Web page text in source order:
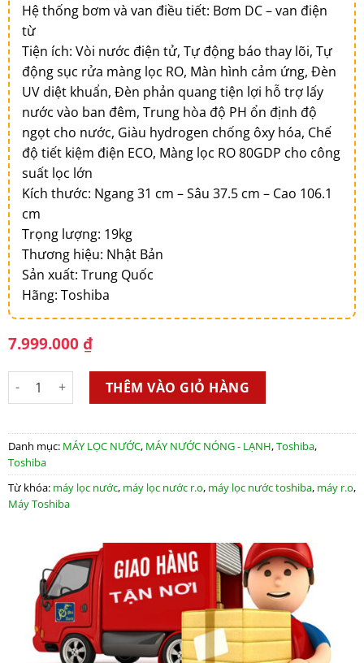
Hệ thống bơm và van điều tiết: Bơm DC – van điện
từ
Tiện ích: Vòi nước điện tử, Tự động báo thay lõi, Tự
động sục rửa màng lọc RO, Màn hình cảm ứng, Đèn
UV diệt khuẩn, Đèn phản quang tiện lợi hỗ trợ lấy
nước vào ban đêm, Trung hòa độ PH ổn định độ
ngọt cho nước, Giàu hydrogen chống ôxy hóa, Chế
độ tiết kiệm điện ECO, Màng lọc RO 80GDP cho công
suất lọc lớn
Kích thước: Ngang 31 cm – Sâu 37.5 cm – Cao 106.1
cm
Trọng lượng: 19kg
Thương hiệu: Nhật Bản
Sản xuất: Trung Quốc
Hãng: Toshiba
7.999.000₫
Máy lọc nước NÓNG - LẠNH RO Toshiba TWP-W1643SV - 4 lõi
THÊM VÀO GIỎ HÀNG
Danh mục: MÁY LỌC NƯỚC, MÁY NƯỚC NÓNG - LẠNH,Toshiba,
Toshiba
Từ khóa: máy lọc nước, máy lọc nước r.o, máy lọc nước toshiba, máy r.o,
Máy Toshiba